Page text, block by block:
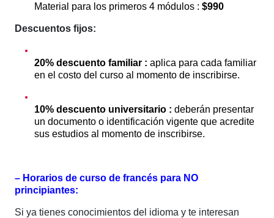
Material para los primeros 4 módulos : $990
Descuentos fijos:
20% descuento familiar : aplica para cada familiar
en el costo del curso al momento de inscribirse.
10% descuento universitario : deberán presentar
un documento o identificación vigente que acredite
sus estudios al momento de inscribirse.
– Horarios de curso de francés para NO
principiantes:
Si ya tienes conocimientos del idioma y te interesan